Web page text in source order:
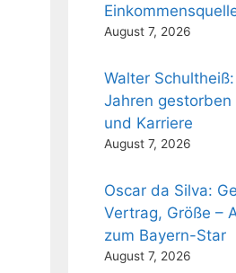
August 7, 2026
Walter
Jahren gestorben
und Karriere
August 7, 2026
Oscar da Silva:
Vertrag, Größe –
zum Bayern-Star
August 7, 2026